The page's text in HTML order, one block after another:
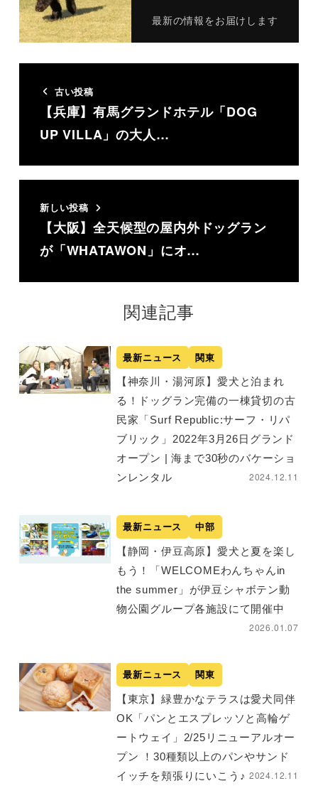
最新の情報をお届けします
古い投稿
【兵庫】有馬グランドホテル「DOG
UP VILLA」の大人…
新しい投稿
【大阪】全天候型の屋内外ドッグラン
が「WHATAWON」にオ…
関連記事
最新ニュース 関東
【神奈川・湯河原】愛犬と泊まれ
る！ドッグラン完備の一棟貸切の古
民家「Surf Republic:サーフ・リパ
ブリック」2022年3月26日グランド
オープン | 海まで30秒のバケーショ
ンレンタル
2024.12.11
最新ニュース 中部
【静岡・伊豆高原】愛犬と夏を楽し
もう！「WELCOMEわんちゃんin
the summer」が伊豆シャボテン動
物公園グループ各施設にて開催中
2026.01.07
最新ニュース 関東
【東京】緑豊かなテラスは愛犬同伴
OK「パンとエスプレッソと高輪ゲ
ートウェイ」2/25リニューアルオー
プン ！30種類以上のパンやサンド
イッチを頬張りにいこう♪ 2024.12.11